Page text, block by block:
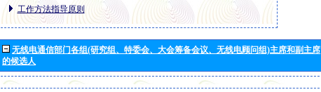
工作方法指导原则
无线电通信部门各组(研究组、特委会、大会筹备会议、无线电顾问组)主席和副主席
的候选人